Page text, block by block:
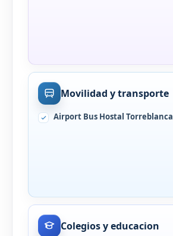
Movilidad y transporte
Airport Bus Hostal Torreblanca
Colegios y educacion